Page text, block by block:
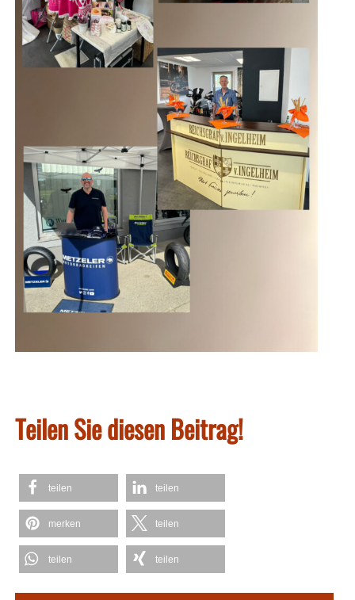
Teilen Sie diesen Beitrag!
teilen teilen
merken teilen
teilen teilen